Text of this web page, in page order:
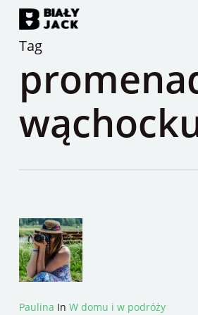
mainTag
Paulina In W domu i w podróży